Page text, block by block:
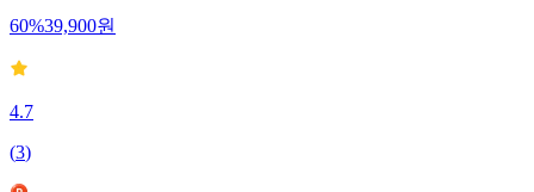
60%39,900원
4.7
(3)